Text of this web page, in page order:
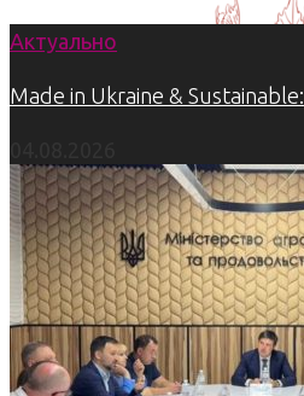
Актуально
Made in Ukraine & Sustainable: